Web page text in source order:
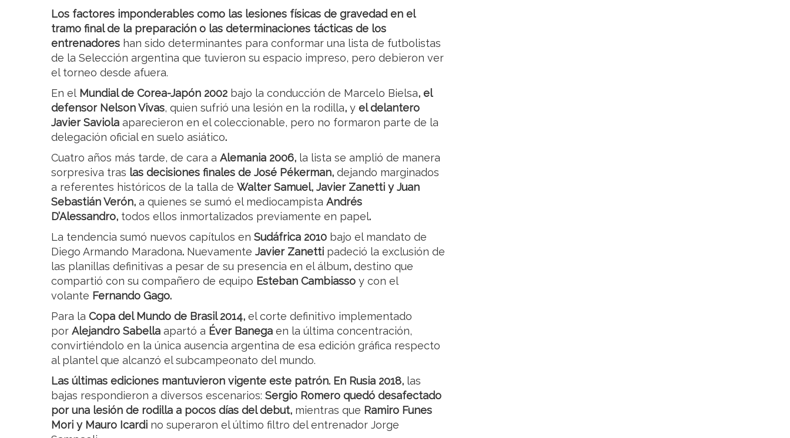
Los factores imponderables como las lesiones físicas de gravedad en el
tramo final de la preparación o las determinaciones tácticas de los
entrenadores han sido determinantes para conformar una lista de futbolistas
de la Selección argentina que tuvieron su espacio impreso, pero debieron ver
el torneo desde afuera.
En el Mundial de Corea-Japón 2002 bajo la conducción de Marcelo Bielsa, el
defensor Nelson Vivas, quien sufrió una lesión en la rodilla, y el delantero
Javier Saviola aparecieron en el coleccionable, pero no formaron parte de la
delegación oficial en suelo asiático.
Cuatro años más tarde, de cara a Alemania 2006, la lista se amplió de manera
sorpresiva tras las decisiones finales de José Pékerman, dejando marginados
a referentes históricos de la talla de Walter Samuel, Javier Zanetti y Juan
Sebastián Verón, a quienes se sumó el mediocampista Andrés
D’Alessandro, todos ellos inmortalizados previamente en papel.
La tendencia sumó nuevos capítulos en Sudáfrica 2010 bajo el mandato de
Diego Armando Maradona. Nuevamente Javier Zanetti padeció la exclusión de
las planillas definitivas a pesar de su presencia en el álbum, destino que
compartió con su compañero de equipo Esteban Cambiasso y con el
volante Fernando Gago.
Para la Copa del Mundo de Brasil 2014, el corte definitivo implementado
por Alejandro Sabella apartó a Éver Banega en la última concentración,
convirtiéndolo en la única ausencia argentina de esa edición gráfica respecto
al plantel que alcanzó el subcampeonato del mundo.
Las últimas ediciones mantuvieron vigente este patrón. En Rusia 2018, las
bajas respondieron a diversos escenarios: Sergio Romero quedó desafectado
por una lesión de rodilla a pocos días del debut, mientras que Ramiro Funes
Mori y Mauro Icardi no superaron el último filtro del entrenador Jorge